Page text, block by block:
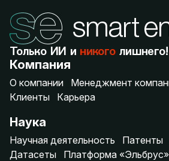
Только ИИ и никоголишнего!
Компания
О компании Менеджмент
Клиенты
Карьера
Наука
Научная деятельность Патенты
Датасеты
Платформа «Эльбрус»